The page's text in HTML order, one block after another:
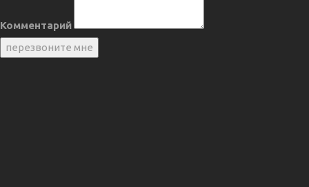
Комментарий
перезвоните мне